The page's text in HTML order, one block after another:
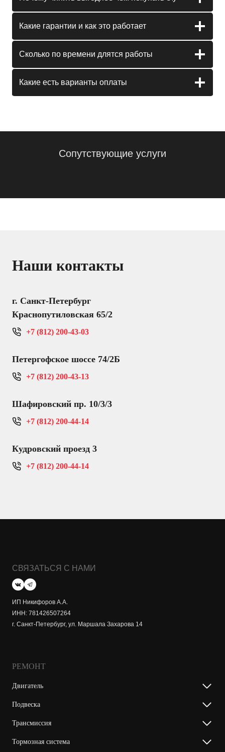
Какие гарантии и как это работает
Сколько по времени длятся работы
Какие есть варианты оплаты
Сопутствующие услуги
Наши контакты
г. Санкт-Петербург
Краснопутиловская 65/2
+7 (812) 200-43-03
Петергофское шоссе 74/2Б
+7 (812) 200-43-13
Шафировский пр. 10/3/3
+7 (812) 200-44-14
Кудровский проезд 3
+7 (812) 200-44-14
СВЯЗАТЬСЯ С НАМИ
ИП Никифоров А.А.
ИНН: 781426507264
г. Санкт-Петербург, ул. Маршала Захарова 14
РЕМОНТ
Двигатель
Подвеска
Трансмиссия
Тормозная система